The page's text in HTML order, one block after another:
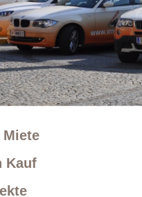
Miete
Kauf